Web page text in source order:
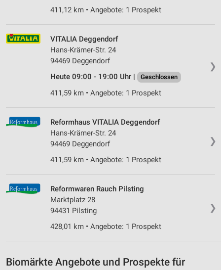
411,12 km • Angebote: 1 Prospekt
❯
VITALIA Deggendorf
Hans-Krämer-Str. 24
94469 Deggendorf
Heute 09:00 - 19:00 Uhr |
Geschlossen
411,59 km • Angebote: 1 Prospekt
❯
Reformhaus VITALIA Deggendorf
Hans-Krämer-Str. 24
94469 Deggendorf
411,59 km • Angebote: 1 Prospekt
❯
Reformwaren Rauch Pilsting
Marktplatz 28
94431 Pilsting
428,01 km • Angebote: 1 Prospekt
Biomärkte Angebote und Prospekte für
Erstellung von Profilen zur Personalisierung
von Inhalten
Verwendung von Profilen zur Auswahl
personalisierter Inhalte
Messung der Werbeleistung
Messung der Performance von Inhalten
Quellen
Entwicklung und Verbesserung der Angebote
Verwendung reduzierter Daten zur Auswahl von
IAB-Besonderheiten:
Verwendung genauer Standortdaten
Informationen identifizieren
Notwendig